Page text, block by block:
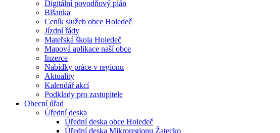
Digitální povodňový plán
Blšanka
Ceník služeb obce Holedeč
Jízdní řády
Mateřská škola Holedeč
Mapová aplikace naší obce
Inzerce
Nabídky práce v regionu
Aktuality
Kalendář akcí
Podklady pro zastupitele
Obecní úřad
Úřední deska
Úřední deska obce Holedeč
Úřední deska Mikroregionu Žatecko